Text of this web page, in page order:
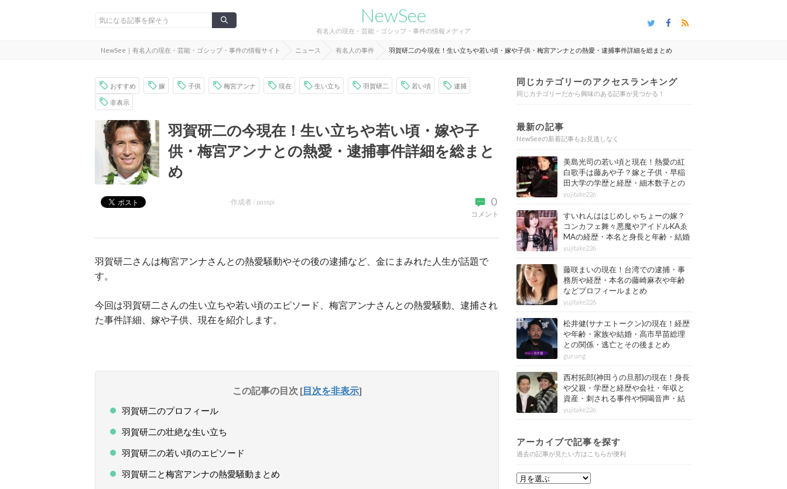
NewSee
有名人の現在・芸能・ゴシップ・事件の情報メディア
NewSee｜有名人の現在・芸能・ゴシップ・事件の情報サイト ニュース 有名人の事件 羽賀研二の今現在！生い立ちや若い頃・嫁や子供・梅宮アンナとの熱愛・逮捕事件詳細を総まとめ
おすすめ 嫁 子供 梅宮アンナ 現在 生い立ち 羽賀研二 若い頃 逮捕
非表示
羽賀研二の今現在！生い立ちや若い頃・嫁や子
供・梅宮アンナとの熱愛・逮捕事件詳細を総まと
め
0
コメント
作成者 / passpi
羽賀研二さんは梅宮アンナさんとの熱愛騒動やその後の逮捕など、金にまみれた人生が話題で
す。
今回は羽賀研二さんの生い立ちや若い頃のエピソード、梅宮アンナさんとの熱愛騒動、逮捕され
た事件詳細、嫁や子供、現在を紹介します。
この記事の目次 [目次を非表示]
羽賀研二のプロフィール
羽賀研二の壮絶な生い立ち
羽賀研二の若い頃のエピソード
羽賀研二と梅宮アンナの熱愛騒動まとめ
同じカテゴリーのアクセスランキング
同じカテゴリーだから興味のある記事が見つかる！
最新の記事
NewSeeの新着記事もお見逃しなく
美島光司の若い頃と現在！熱愛の紅
白歌手は藤あや子？嫁と子供・早稲
田大学の学歴と経歴・細木数子との
確執もまとめ
yujitake226
すいれんははじめしゃちょーの嫁？
コンカフェ舞々悪魔やアイドルKAゑ
MAの経歴・本名と身長と年齢・結婚
情報もまとめ
yujitake226
藤咲まいの現在！台湾での逮捕・事
務所や経歴・本名の藤崎麻衣や年齢
などプロフィールまとめ
yujitake226
松井健(サナエトークン)の現在！経歴
や年齢・家族や結婚・高市早苗総理
との関係・逃亡とその後まとめ
gurung
西村拓郎(神田うの旦那)の現在！身長
や父親・学歴と経歴や会社・年収と
資産・刺される事件や恫喝音声・結
婚と子供や自宅・脳梗塞の病気もま
とめ
yujitake226
アーカイブで記事を探す
過去の記事が見たい方はこちらが便利